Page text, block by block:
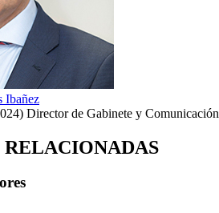
Ibañez
Director de Gabinete y Comunicación